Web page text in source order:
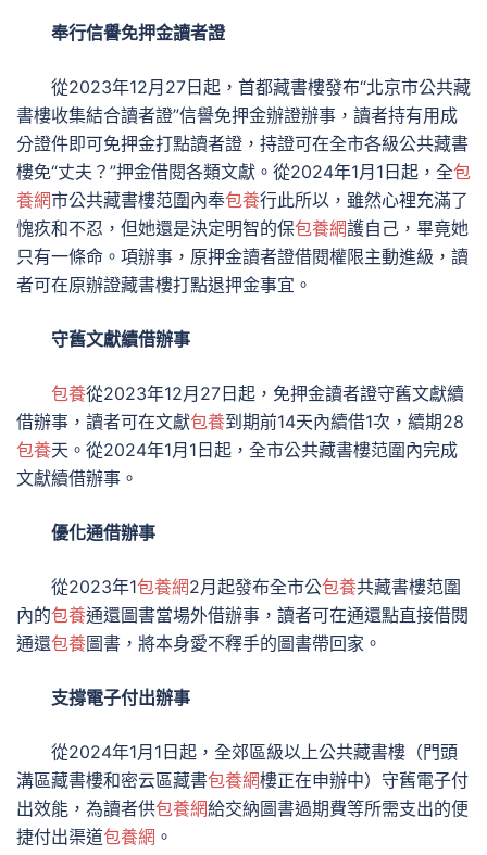
奉行信譽免押金讀者證
從2023年12月27日起，首都藏書樓發布“北京市公共藏
書樓收集結合讀者證”信譽免押金辦證辦事，讀者持有用成
分證件即可免押金打點讀者證，持證可在全市各級公共藏書
樓免“丈夫？”押金借閱各類文獻。從2024年1月1日起，全包
養網市公共藏書樓范圍內奉包養行此所以，雖然心裡充滿了
愧疚和不忍，但她還是決定明智的保包養網護自己，畢竟她
只有一條命。項辦事，原押金讀者證借閱權限主動進級，讀
者可在原辦證藏書樓打點退押金事宜。
守舊文獻續借辦事
包養從2023年12月27日起，免押金讀者證守舊文獻續
借辦事，讀者可在文獻包養到期前14天內續借1次，續期28
包養天。從2024年1月1日起，全市公共藏書樓范圍內完成
文獻續借辦事。
優化通借辦事
從2023年1包養網2月起發布全市公包養共藏書樓范圍
內的包養通還圖書當場外借辦事，讀者可在通還點直接借閱
通還包養圖書，將本身愛不釋手的圖書帶回家。
支撐電子付出辦事
從2024年1月1日起，全郊區級以上公共藏書樓（門頭
溝區藏書樓和密云區藏書包養網樓正在申辦中）守舊電子付
出效能，為讀者供包養網給交納圖書過期費等所需支出的便
捷付出渠道包養網 。